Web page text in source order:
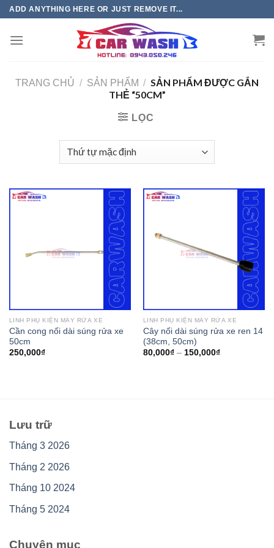
Chuyển
phần
ADD ANYTHING HERE OR JUST REMOVE IT...
TRANG CHỦ / SẢN PHẨM / SẢN PHẨM ĐƯỢC GẮN
THẺ “50CM”
LỌC
LINH PHỤ KIỆN MÁY RỬA XE
Cần cong nối dài súng rửa xe
50cm
250,000₫
LINH PHỤ KIỆN MÁY RỬA XE
Cây nối dài súng rửa xe ren 14
(38cm, 50cm)
80,000₫– 150,000₫
Lưu trữ
Tháng 3 2026
Tháng 2 2026
Tháng 10 2024
Tháng 5 2024
Chuyên mục